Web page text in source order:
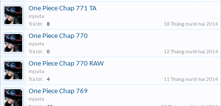
One Piece Chap 771 TA
mjsuta
Trả lời:
8 18 Tháng mười hai 2014
One Piece Chap 770
mjsuta
Trả lời:
0 12 Tháng mười hai 2014
One Piece Chap 770 RAW
mjsuta
Trả lời:
4 11 Tháng mười hai 2014
One Piece Chap 769
mjsuta